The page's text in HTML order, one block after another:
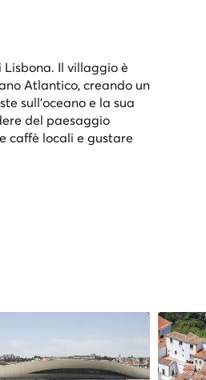
Il villaggio è
Atlantico, creando un
sull'oceano e la sua
del paesaggio
caffè locali e gustare